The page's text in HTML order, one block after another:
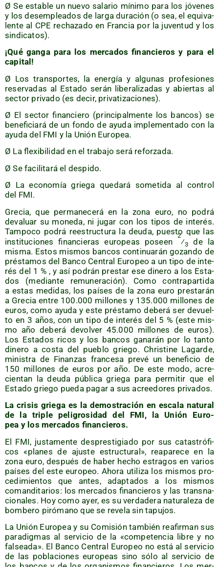
Ø Se esta­ble un nue­vo sala­rio míni­mo para los jóve­nes
y los des­em­plea­dos de lar­ga dura­ción (o sea, el equi­va­
len­te al CPE recha­za­do en Fran­cia por la juven­tud y los
sindicatos).
¡Qué gan­ga para los mer­ca­dos finan­cie­ros y para el
capital!
Ø Los trans­por­tes, la ener­gía y algu­nas pro­fe­sio­nes
reser­va­das al Esta­do serán libe­ra­li­za­das y abier­tas al
sec­tor pri­va­do (es decir, privatizaciones).
Ø El sec­tor finan­cie­ro (prin­ci­pal­men­te los ban­cos) se
bene­fi­cia­rá de un fon­do de ayu­da imple­men­ta­do con la
ayu­da del FMI y la Unión Europea.
Ø La fle­xi­bi­li­dad en el tra­ba­jo será reforzada.
Ø Se faci­li­ta­rá el despido.
Ø La eco­no­mía grie­ga que­da­rá some­ti­da al con­trol
del FMI.
Gre­cia, que per­ma­ne­ce­rá en la zona euro, no podrá
deva­luar su mone­da, ni jugar con los tipos de inte­rés.
Tam­po­co podrá rees­truc­tu­ra la deu­da, pues­to que las
ins­ti­tu­cio­nes finan­cie­ras euro­peas poseen
2
⁄3
de la
mis­ma. Estos mis­mos ban­cos con­ti­nua­rán gozan­do de
prés­ta­mos del Ban­co Cen­tral Euro­peo a un tipo de inte­
rés del 1 % , y así podrán pres­tar ese dine­ro a los Esta­
dos (median­te remu­ne­ra­ción). Como con­tra­par­ti­da
a estas medi­das, los paí­ses de la zona euro pres­ta­rán
a Gre­cia entre 100.000 millo­nes y 135.000 millo­nes de
euros, como ayu­da y este prés­ta­mo debe­rá ser devuel­
to en 3 años, con un tipo de inte­rés del 5 % (este mis­
mo año debe­rá devol­ver 45.000 millo­nes de euros).
Los Esta­dos ricos y los ban­cos gana­rán por lo tan­to
dine­ro a cos­ta del pue­blo grie­go. Chris­ti­ne Lagar­de,
minis­tra de Finan­zas fran­ce­sa pre­vé un bene­fi­cio de
150 millo­nes de euros por año. De este modo, acre­
cien­tan la deu­da públi­ca grie­ga para per­mi­tir que el
Esta­do grie­go pue­da pagar a sus acree­do­res privados.
La cri­sis grie­ga es la demos­tra­ción en esca­la natu­ral
de la tri­ple peli­gro­si­dad del FMI, la Unión Euro­
pea y los mer­ca­dos financieros.
El FMI, jus­ta­men­te des­pres­ti­gia­do por sus catas­tró­fi­
cos «pla­nes de ajus­te estruc­tu­ral», reapa­re­ce en la
zona euro, des­pués de haber hecho estra­gos en varios
paí­ses del este euro­peo. Aho­ra uti­li­za los mis­mos pro­
ce­di­mien­tos que antes, adap­ta­dos a los mis­mos
coman­di­ta­rios: los mer­ca­dos finan­cie­ros y las trans­na­
cio­na­les. Hoy como ayer, es su ver­da­de­ra natu­ra­le­za de
bom­be­ro piró­mano que se reve­la sin tapujos.
La Unión Euro­pea y su Comi­sión tam­bién reafir­man sus
para­dig­mas al ser­vi­cio de la «com­pe­ten­cia libre y no
fal­sea­da». El Ban­co Cen­tral Euro­peo no está al ser­vi­cio
de las pobla­cio­nes euro­peas sino sólo al ser­vi­cio de